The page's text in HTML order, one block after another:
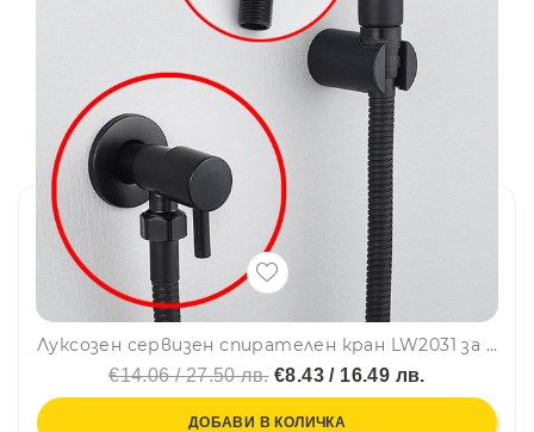
Луксозен сервизен спирателен кран LW2031 за студена вода - ретро, черен мат
€14.06 / 27.50 лв.€8.43 / 16.49 лв.
ДОБАВИ В КОЛИЧКА